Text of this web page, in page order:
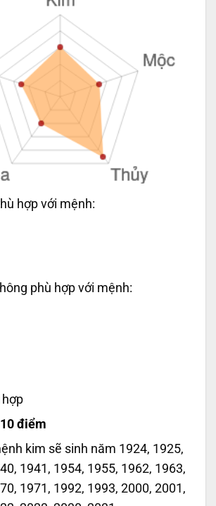
hợp với mệnh:
phù hợp với mệnh:
điểm
kim sẽ sinh năm 1924, 1925,
1941, 1954, 1955, 1962, 1963,
1971, 1992, 1993, 2000, 2001,